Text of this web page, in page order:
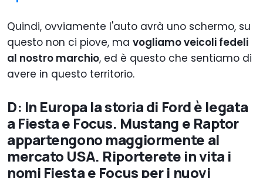
Quindi, ovviamente l'auto avrà uno schermo, su
questo non ci piove, ma vogliamo veicoli fedeli
al nostro marchio, ed è questo che sentiamo di
avere in questo territorio.
D: In Europa la storia di Ford è legata
a Fiesta e Focus. Mustang e Raptor
appartengono maggiormente al
mercato USA. Riporterete in vita i
nomi Fiesta e Focus per i nuovi